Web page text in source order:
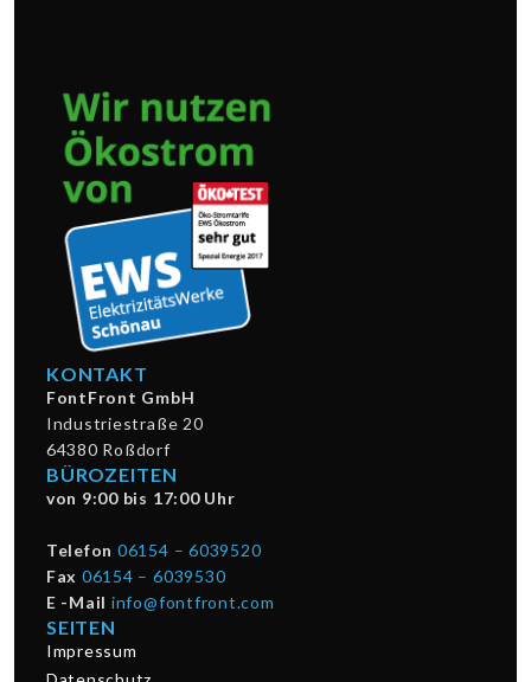
KONTAKT
FontFront GmbH
Industriestraße 20
64380 Roßdorf
BÜROZEITEN
von 9:00 bis 17:00 Uhr
Telefon 06154 – 6039520
Fax 06154 – 6039530
E -Mail info@fontfront.com
SEITEN
Impressum